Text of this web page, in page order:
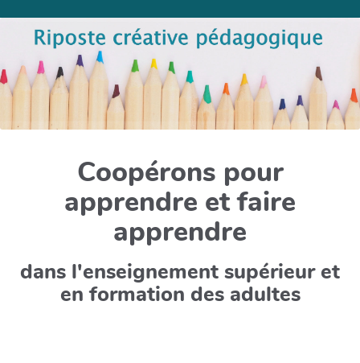
Coopérons pour
apprendre et faire
apprendre
dans l'enseignement supérieur et
en formation des adultes